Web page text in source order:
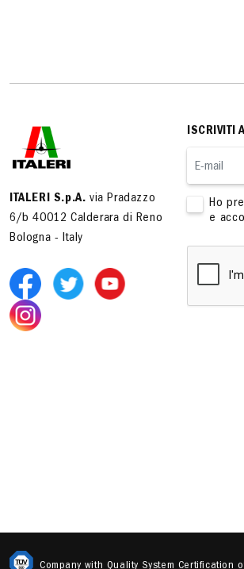
ITALERI S.p.A. via Pradazzo
6/b 40012 Calderara di Reno
Bologna - Italy
ISCRIVITI
Ho
e
Company with Quality System Certification